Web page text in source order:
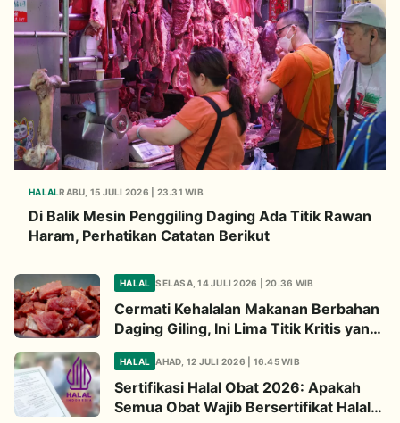
HALALRABU, 15 JULI 2026 | 23.31 WIB
Di Balik Mesin Penggiling Daging Ada Titik Rawan
Haram, Perhatikan Catatan Berikut
HALAL SELASA, 14 JULI 2026 | 20.36 WIB
Cermati Kehalalan Makanan Berbahan
Daging Giling, Ini Lima Titik Kritis yang
HALAL AHAD, 12 JULI 2026 | 16.45 WIB
Sertifikasi Halal Obat 2026: Apakah
Semua Obat Wajib Bersertifikat Halal?